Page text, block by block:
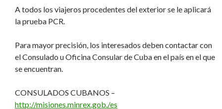
A todos los viajeros procedentes del exterior se le aplicará
la prueba PCR.
Para mayor precisión, los interesados deben contactar con
el Consulado u Oficina Consular de Cuba en el país en el que
se encuentran.
CONSULADOS CUBANOS –
http://misiones.minrex.gob./es